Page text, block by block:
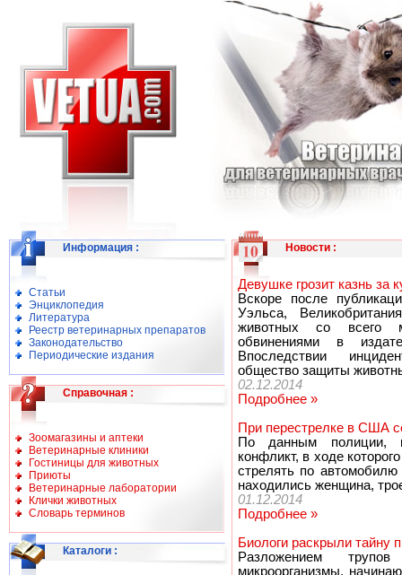
Информация :
Статьи
Энциклопедия
Литература
Реестр ветеринарных препаратов
Законодательство
Периодические издания
Справочная :
Зоомагазины и аптеки
Ветеринарные клиники
Гостиницы для животных
Приюты
Ветеринарные лаборатории
Клички животных
Словарь терминов
Каталоги :
Новости:
Девушке грозит казнь за
Вскоре после
Уэльса,
животных со всего
обвинениями в
Впоследствии
общество защиты
02.12.2014
Подробнее »
При перестрелке в США
По данным полиции,
конфликт, в ходе
стрелять по
находились женщина,
01.12.2014
Подробнее »
Биологи раскрыли тайну
Разложением
микроорганизмы,